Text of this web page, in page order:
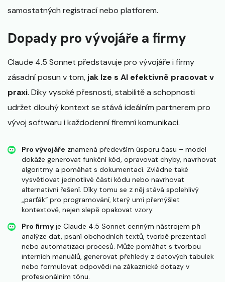
samostatných registrací nebo platforem.
Dopady pro vývojáře a firmy
Claude 4.5 Sonnet představuje pro vývojáře i firmy
zásadní posun v tom, jak lze s AI efektivně pracovat v
praxi. Díky vysoké přesnosti, stabilitě a schopnosti
udržet dlouhý kontext se stává ideálním partnerem pro
vývoj softwaru i každodenní firemní komunikaci.
Pro vývojáře znamená především úsporu času – model
dokáže generovat funkční kód, opravovat chyby, navrhovat
algoritmy a pomáhat s dokumentací. Zvládne také
vysvětlovat jednotlivé části kódu nebo navrhovat
alternativní řešení. Díky tomu se z něj stává spolehlivý
„parťák“ pro programování, který umí přemýšlet
kontextově, nejen slepě opakovat vzory.
Pro firmy je Claude 4.5 Sonnet cenným nástrojem při
analýze dat, psaní obchodních textů, tvorbě prezentací
nebo automatizaci procesů. Může pomáhat s tvorbou
interních manuálů, generovat přehledy z datových tabulek
nebo formulovat odpovědi na zákaznické dotazy v
profesionálním tónu.